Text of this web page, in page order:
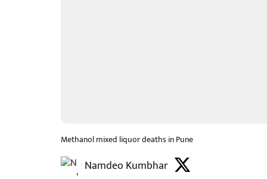
Methanol mixed liquor deaths in Pune
Namdeo Kumbhar